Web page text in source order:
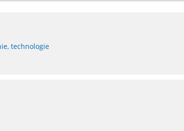
technologie